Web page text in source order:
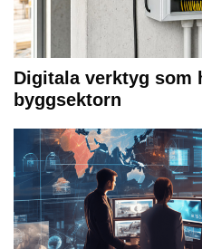
Digitala verktyg som
byggsektorn